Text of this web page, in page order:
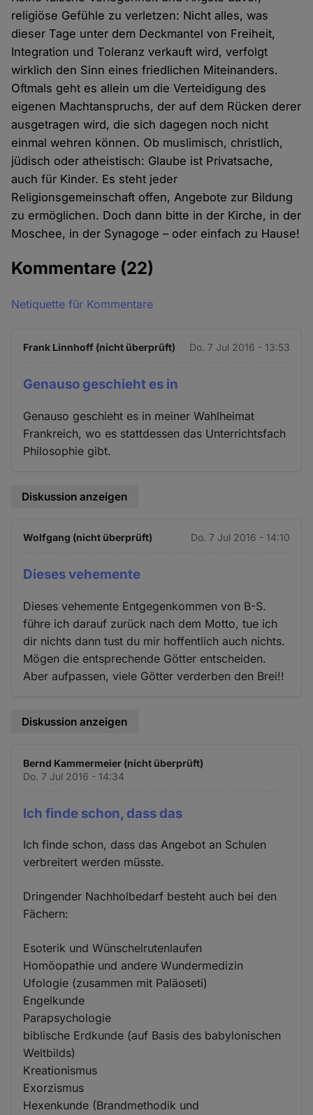
religiöse Gefühle zu verletzen: Nicht alles, was
dieser Tage unter dem Deckmantel von Freiheit,
Integration und Toleranz verkauft wird, verfolgt
wirklich den Sinn eines friedlichen Miteinanders.
Oftmals geht es allein um die Verteidigung des
eigenen Machtanspruchs, der auf dem Rücken derer
ausgetragen wird, die sich dagegen noch nicht
einmal wehren können. Ob muslimisch, christlich,
jüdisch oder atheistisch: Glaube ist Privatsache,
auch für Kinder. Es steht jeder
Religionsgemeinschaft offen, Angebote zur Bildung
zu ermöglichen. Doch dann bitte in der Kirche, in der
Moschee, in der Synagoge – oder einfach zu Hause!
Kommentare (22)
Netiquette für Kommentare
Frank Linnhoff (nicht überprüft) Do. 7 Jul 2016 - 13:53
Genauso geschieht es in
Genauso geschieht es in meiner Wahlheimat
Frankreich, wo es stattdessen das Unterrichtsfach
Philosophie gibt.
Diskussion anzeigen
Wolfgang (nicht überprüft) Do. 7 Jul 2016 - 14:10
Dieses vehemente
Dieses vehemente Entgegenkommen von B-S.
führe ich darauf zurück nach dem Motto, tue ich
dir nichts dann tust du mir hoffentlich auch nichts.
Mögen die entsprechende Götter entscheiden.
Aber aufpassen, viele Götter verderben den Brei!!
Diskussion anzeigen
Bernd Kammermeier (nicht überprüft)
Do. 7 Jul 2016 - 14:34
Ich finde schon, dass das
Ich finde schon, dass das Angebot an Schulen
verbreitert werden müsste.
Dringender Nachholbedarf besteht auch bei den
Fächern:
Esoterik und Wünschelrutenlaufen
Homöopathie und andere Wundermedizin
Ufologie (zusammen mit Paläoseti)
Engelkunde
Parapsychologie
biblische Erdkunde (auf Basis des babylonischen
Weltbilds)
Kreationismus
Exorzismus
Hexenkunde (Brandmethodik und